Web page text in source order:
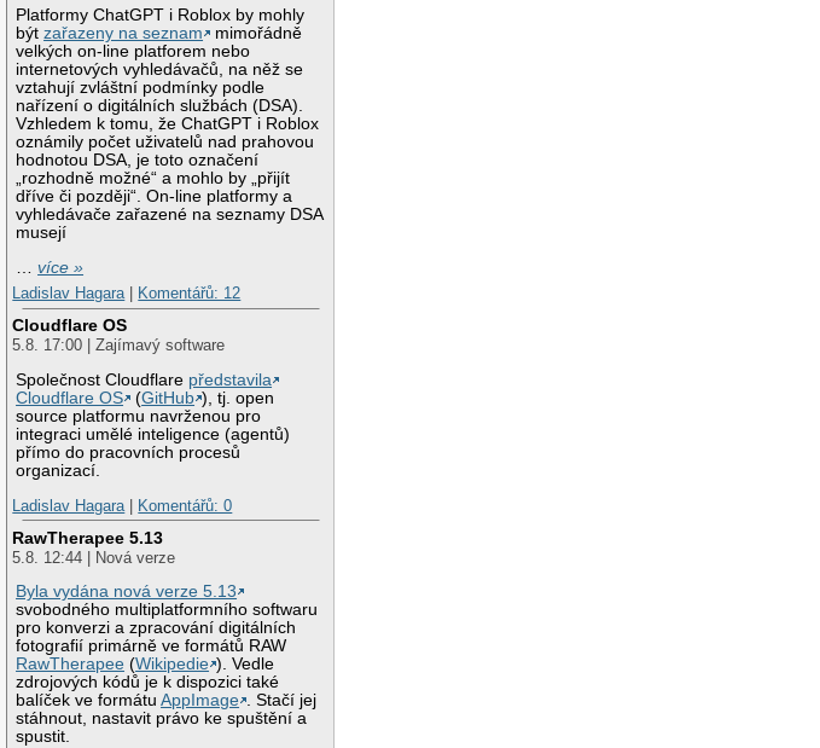
Platformy ChatGPT i Roblox by mohly
býtzařazeny na seznam
mimořádně
velkých on-line platforem nebo
internetových vyhledávačů, na něž se
vztahují zvláštní podmínky podle
nařízení o digitálních službách (DSA).
Vzhledem k tomu, že ChatGPT i Roblox
oznámily počet uživatelů nad prahovou
hodnotou DSA, je toto označení
„rozhodně možné“ a mohlo by „přijít
dříve či později“. On-line platformy a
vyhledávače zařazené na seznamy DSA
musejí
…více »
Ladislav Hagara| Komentářů: 12
Cloudflare OS
5.8. 17:00 | Zajímavý software
Společnost Cloudflare představila
Cloudflare OS
(GitHub ), tj. open
source platformu navrženou pro
integraci umělé inteligence (agentů)
přímo do pracovních procesů
organizací.
Ladislav Hagara| Komentářů: 0
RawTherapee 5.13
5.8. 12:44 | Nová verze
Byla vydána nová verze 5.13
svobodného multiplatformního softwaru
pro konverzi a zpracování digitálních
fotografií primárně ve formátů RAW
RawTherapee (Wikipedie ). Vedle
zdrojových kódů je k dispozici také
balíček ve formátuAppImage . Stačí jej
stáhnout, nastavit právo ke spuštění a
spustit.